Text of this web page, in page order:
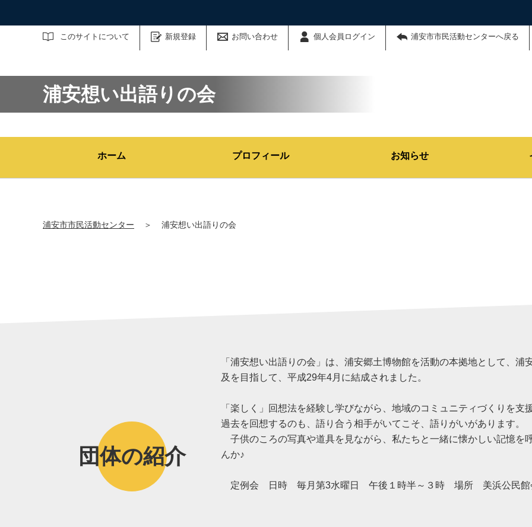
このサイトについて 新規登録 お問い合わせ 個人会員ログイン 浦安市市民活動センターへ戻る
サイト内検索
浦安想い出語りの会
ホーム プロフィール お知らせ
浦安市市民活動センター ＞ 浦安想い出語りの会
団体の紹介
「浦安想い出語りの会」は、浦安郷土博物館を活動の本拠地として、
及を目指して、平成29年4月に結成されました。
「楽しく」回想法を経験し学びながら、地域のコミュニティづくりを支
過去を回想するのも、語り合う相手がいてこそ、語りがいがあります。
子供のころの写真や道具を見ながら、私たちと一緒に懐かしい記憶を
んか♪
定例会 日時 毎月第3水曜日 午後１時半～３時 場所 美浜公民館